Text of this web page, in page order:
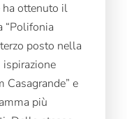
ha ottenuto il
“Polifonia
posto nella
ispirazione
Casagrande” e
più